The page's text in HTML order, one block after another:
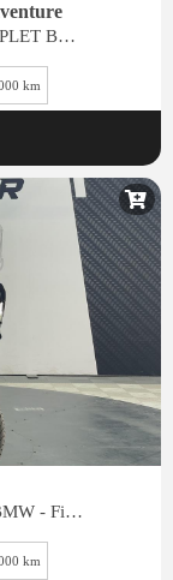
Triple Black - Finition Pro - SUIVI COMPLET BMW
km
S1000 XR Triple Black - suivi complet BMW - Finition Pro - Pack Touring
km